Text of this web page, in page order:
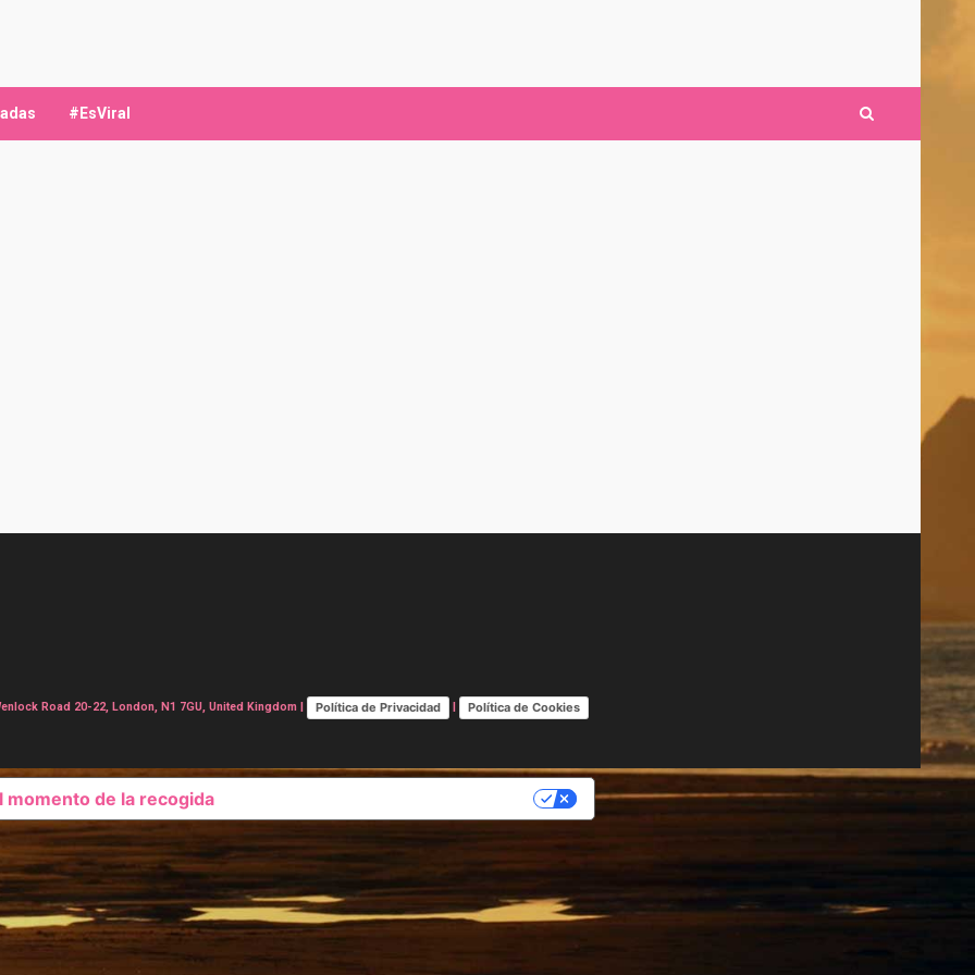
#EsViral
Road 20-22, London, N1 7GU, United Kingdom | Política de Privacidad | Política de Cookies
momento de la recogida